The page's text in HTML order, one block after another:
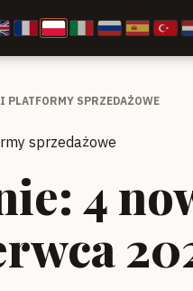
PLATFORMY SPRZEDAŻOWE
sprzedażowe
4